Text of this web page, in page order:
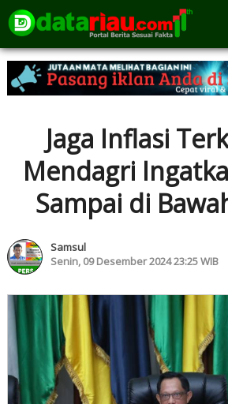
Jaga Inflasi
Mendagri
Sampai di
Samsul
Senin, 09 Desember 2024 23:25 WIB